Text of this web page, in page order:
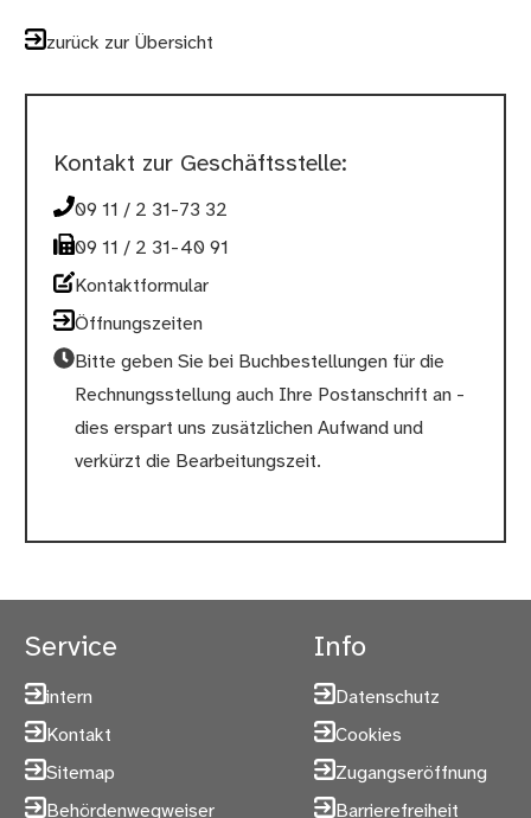
zurück zur Übersicht
Kontakt zur Geschäftsstelle:
09 11 / 2 31-73 32
09 11 / 2 31-40 91
Kontaktformular
Öffnungszeiten
Bitte geben Sie bei Buchbestellungen für die
Rechnungsstellung auch Ihre Postanschrift an -
dies erspart uns zusätzlichen Aufwand und
verkürzt die Bearbeitungszeit.
Service
intern
Kontakt
Sitemap
Behördenwegweiser
Info
Datenschutz
Cookies
Zugangseröffnung
Barrierefreiheit